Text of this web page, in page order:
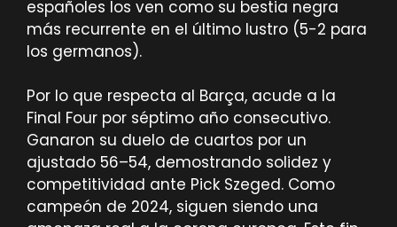
españoles los ven como su bestia negra
más recurrente en el último lustro (5-2 para
los germanos).
Por lo que respecta al Barça, acude a la
Final Four por séptimo año consecutivo.
Ganaron su duelo de cuartos por un
ajustado 56–54, demostrando solidez y
competitividad ante Pick Szeged. Como
campeón de 2024, siguen siendo una